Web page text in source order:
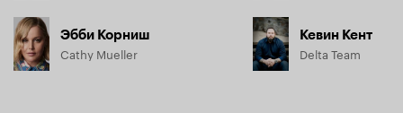
Эбби Корниш
Cathy Mueller
Кевин Кент
Delta Team